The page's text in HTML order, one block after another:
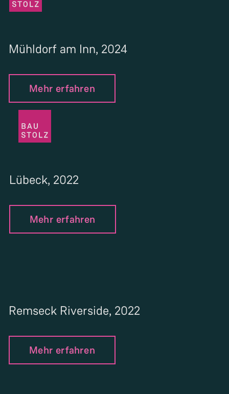
Mühldorf am Inn, 2024
Mehr erfahren
Lübeck, 2022
Mehr erfahren
Remseck Riverside, 2022
Mehr erfahren